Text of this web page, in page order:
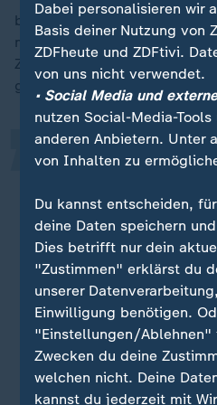
beschäftigt. Ich habe viele
mir wahnsinnig Spaß
Zeit währenddessen habe ich
gemacht", so der 45-Jährige.
Ich wollte mir
nehmen, um das
zu machen und
Studio zu
auch Videos zu
zu machen und so
ein bisschen
„
Curse, Deutschrapper
Dabei personalisieren wir
Basis deiner Nutzung von
ZDFheute und ZDFtivi.
von uns nicht verwendet.
• Social Media und
nutzen Social-Media-
anderen Anbietern. Unter
von Inhalten zu
Du kannst entscheiden,
deine Daten speichern
Dies betrifft nur dein
"Zustimmen" erklärst du
unserer
Einwilligung benötigen.
"Einstellungen/Ablehnen"
Zwecken du deine
welchen nicht. Deine
kannst du jederzeit mit